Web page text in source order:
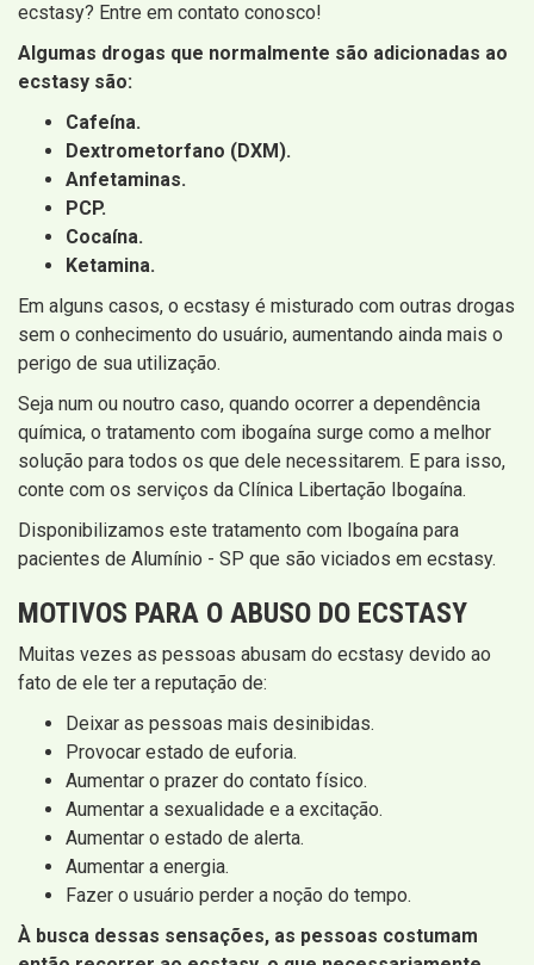
ecstasy? Entre em contato conosco!
Algumas drogas que normalmente são adicionadas ao
ecstasy são:
Cafeína.
Dextrometorfano (DXM).
Anfetaminas.
PCP.
Cocaína.
Ketamina.
Em alguns casos, o ecstasy é misturado com outras drogas
sem o conhecimento do usuário, aumentando ainda mais o
perigo de sua utilização.
Seja num ou noutro caso, quando ocorrer a dependência
química, o tratamento com ibogaína surge como a melhor
solução para todos os que dele necessitarem. E para isso,
conte com os serviços da Clínica Libertação Ibogaína.
Disponibilizamos este tratamento com Ibogaína para
pacientes de Alumínio - SP que são viciados em ecstasy.
MOTIVOS PARA O ABUSO DO ECSTASY
Muitas vezes as pessoas abusam do ecstasy devido ao
fato de ele ter a reputação de:
Deixar as pessoas mais desinibidas.
Provocar estado de euforia.
Aumentar o prazer do contato físico.
Aumentar a sexualidade e a excitação.
Aumentar o estado de alerta.
Aumentar a energia.
Fazer o usuário perder a noção do tempo.
À busca dessas sensações, as pessoas costumam